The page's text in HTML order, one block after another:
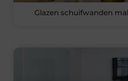
Glazen schuifwanden